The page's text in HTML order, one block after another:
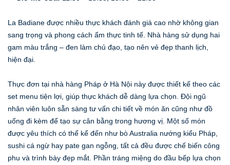
La Badiane được nhiều thực khách đánh giá cao nhờ không gian
sang trọng và phong cách ẩm thực tinh tế. Nhà hàng sử dụng hai
gam màu trắng – đen làm chủ đạo, tạo nên vẻ đẹp thanh lịch,
hiện đại.
Thực đơn tại nhà hàng Pháp ở Hà Nội này được thiết kế theo các
set menu tiện lợi, giúp thực khách dễ dàng lựa chọn. Đội ngũ
nhân viên luôn sẵn sàng tư vấn chi tiết về món ăn cũng như đồ
uống đi kèm để tạo sự cân bằng trong hương vị. Một số món
được yêu thích có thể kể đến như bò Australia nướng kiểu Pháp,
sushi cá ngừ hay pate gan ngỗng, tất cả đều được chế biến công
phu và trình bày đẹp mắt. Phần tráng miệng do đầu bếp lựa chọn